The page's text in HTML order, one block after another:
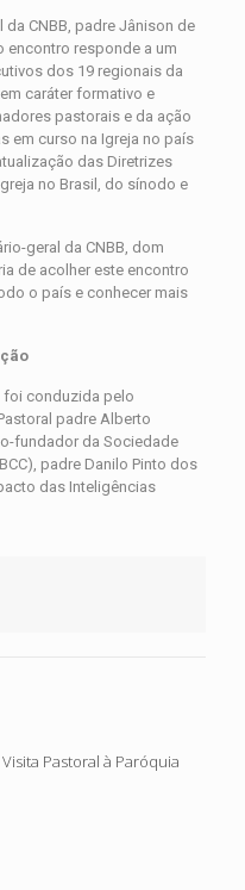
CNBB, padre Jânison de
encontro responde a um
dos 19 regionais da
caráter formativo e
pastorais e da ação
em curso na Igreja no país
das Diretrizes
no Brasil, do sínodo e
geral da CNBB, dom
de acolher este encontro
o país e conhecer mais
foi conduzida pelo
padre Alberto
fundador da Sociedade
padre Danilo Pinto dos
das Inteligências
Pastoral à Paróquia